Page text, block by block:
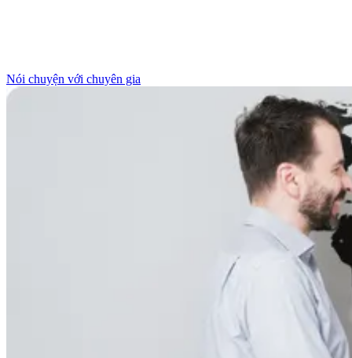
Nói chuyện với chuyên gia